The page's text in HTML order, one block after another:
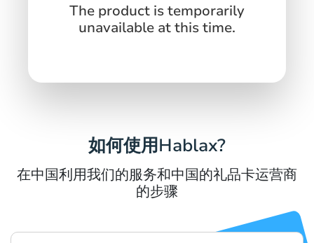
The product is temporarily
unavailable at this time.
如何使用Hablax?
在中国利用我们的服务和中国的礼品卡运营商
的步骤